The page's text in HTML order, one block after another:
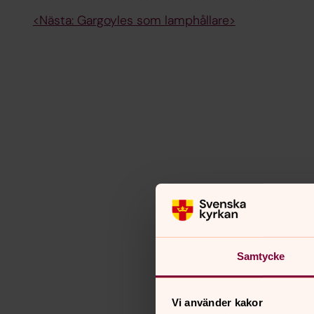
Samtycke
Vi använder kakor
<Nästa: Gargoyles som lamphållare>